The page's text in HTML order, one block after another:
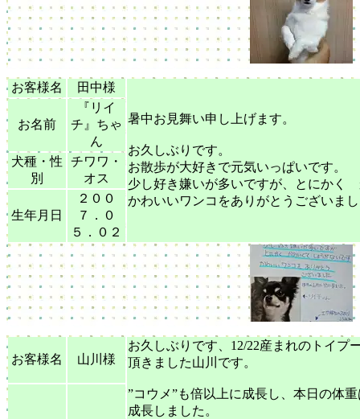
お客様名 田中様
暑中お見舞い申し上げます。
お久しぶりです。
お散歩が大好きで元気いっぱいです。
少し好き嫌いが多いですが、とにかく
かわいいワンコをありがとうございま
お名前
『リイ
チ』ちゃ
ん
犬種・性
別
チワワ・
オス
生年月日
２００
７．０
５．０２
お客様名 山川様
お久しぶりです、12/22産まれのトイプ
頂きました山川です。
”コウメ”も倍以上に成長し、本日の体
成長しました。